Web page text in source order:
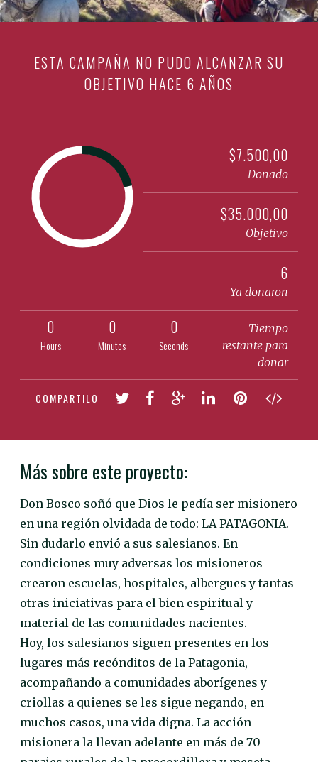
ESTA CAMPAÑA NO PUDO ALCANZAR SU
OBJETIVO HACE 6 AÑOS
$7.500,00
Donado
$35.000,00
Objetivo
6
Ya donaron
0
Hours
0
Minutes
0
Seconds
Tiempo
restante para
donar
COMPARTILO
Más sobre este proyecto:
Don Bosco soñó que Dios le pedía ser misionero
en una región olvidada de todo: LA PATAGONIA.
Sin dudarlo envió a sus salesianos. En
condiciones muy adversas los misioneros
crearon escuelas, hospitales, albergues y tantas
otras iniciativas para el bien espiritual y
material de las comunidades nacientes.
Hoy, los salesianos siguen presentes en los
lugares más recónditos de la Patagonia,
acompañando a comunidades aborígenes y
criollas a quienes se les sigue negando, en
muchos casos, una vida digna. La acción
misionera la llevan adelante en más de 70